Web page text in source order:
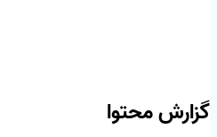
گزارش محتوا